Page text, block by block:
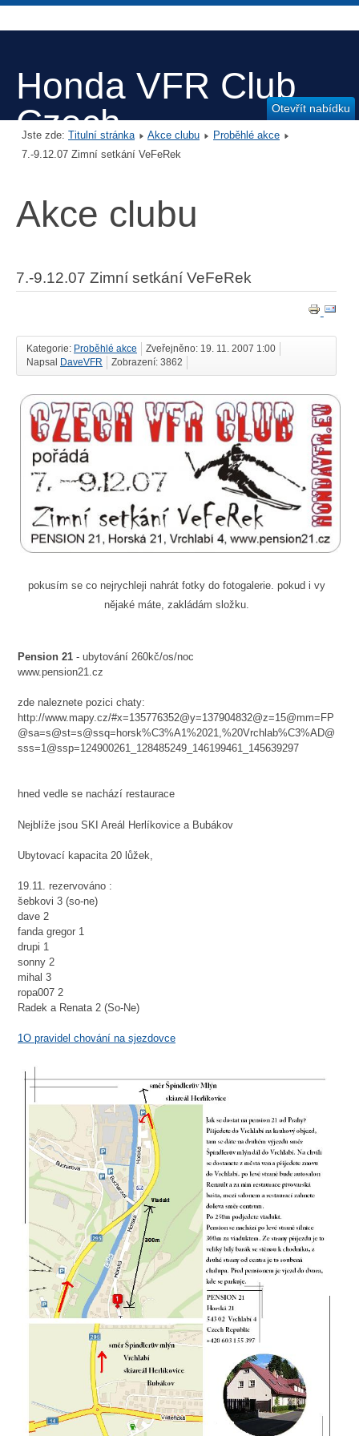
Honda VFR Club
Czech
Otevřít nabídku
Jste zde: Titulní stránka Akce clubu
Proběhlé akce
7.-9.12.07 Zimní setkání VeFeRek
Akce clubu
7.-9.12.07 Zimní setkání VeFeRek
Kategorie: Proběhlé akce
Zveřejněno: 19. 11. 2007 1:00
Napsal
DaveVFR Zobrazení: 3862
pokusím se co nejrychleji nahrát fotky do fotogalerie. pokud i vy
nějaké máte, zakládám složku.
Pension 21 - ubytování 260kč/os/noc
www.pension21.cz
zde naleznete pozici chaty:
http://www.mapy.cz/#x=135776352@y=137904832@z=15@mm=FP
@sa=s@st=s@ssq=horsk%C3%A1%2021,%20Vrchlab%C3%AD@
sss=1@ssp=124900261_128485249_146199461_145639297
hned vedle se nachází restaurace
Nejblíže jsou SKI Areál Herlíkovice a Bubákov
Ubytovací kapacita 20 lůžek,
19.11. rezervováno :
šebkovi 3 (so-ne)
dave 2
fanda gregor 1
drupi 1
sonny 2
mihal 3
ropa007 2
Radek a Renata 2 (So-Ne)
1O pravidel chování na sjezdovce